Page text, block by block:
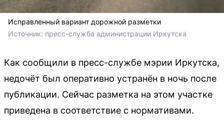
Исправленный вариант дорожной разметки
Источник: пресс-служба администрации Иркутска
Как сообщили в пресс-службе мэрии Иркутска,
недочёт был оперативно устранён в ночь после
публикации. Сейчас разметка на этом участке
приведена в соответствие с нормативами.